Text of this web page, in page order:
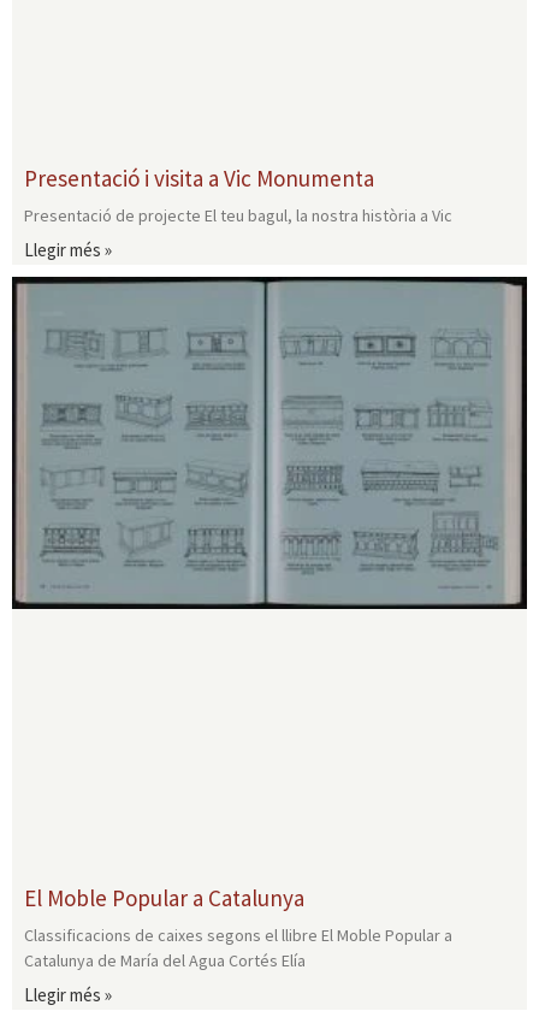
Presentació i visita a Vic Monumenta
Presentació de projecte El teu bagul, la nostra història a Vic
Llegir més »
El Moble Popular a Catalunya
Classificacions de caixes segons el llibre El Moble Popular a
Catalunya de María del Agua Cortés Elía
Llegir més »